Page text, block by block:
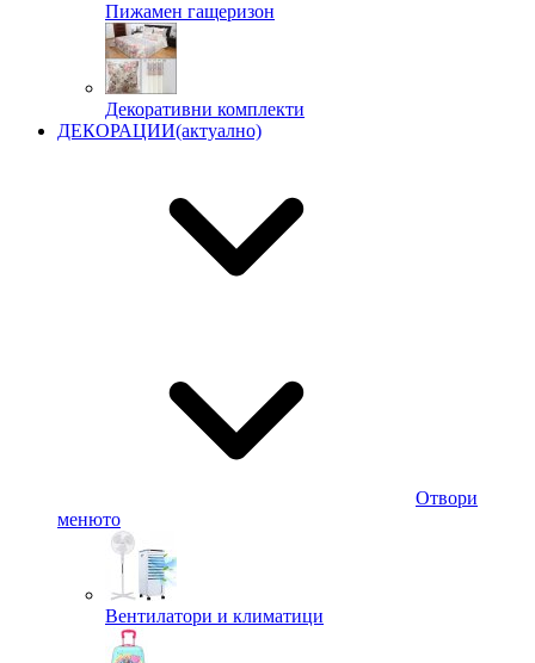
Пижамен гащеризон
Декоративни комплекти
ДЕКОРАЦИИ(актуално)
Отвори
менюто
Вентилатори и климатици